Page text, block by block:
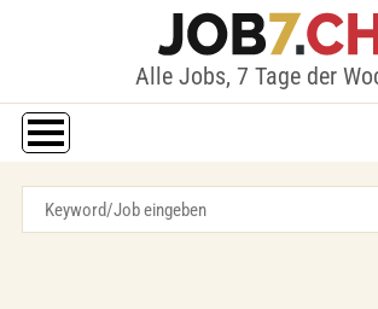
Alle Jobs, 7 Tage der